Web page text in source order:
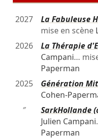
2027
La Fabuleuse
mise en scène
2026
La Thérapie
Campani…
Paperman
2025
Génération
Cohen-
″
SarkHollande
Julien Campani
Paperman